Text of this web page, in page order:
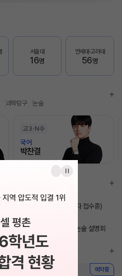
서울대
16명
연세대·고려대
56명
과학탐구 논술
고3 N수
국어
박찬결
격 현황/성적 향상 현황
종합반 모집 안내(*마감/대기자 접수중)
내
전략 설명회
술 지원 학생을 위한 약술형 논술 설명회
예약중